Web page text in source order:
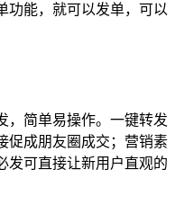
功能，就可以发单，可以
，简单易操作。一键转发
促成朋友圈成交；营销素
发可直接让新用户直观的